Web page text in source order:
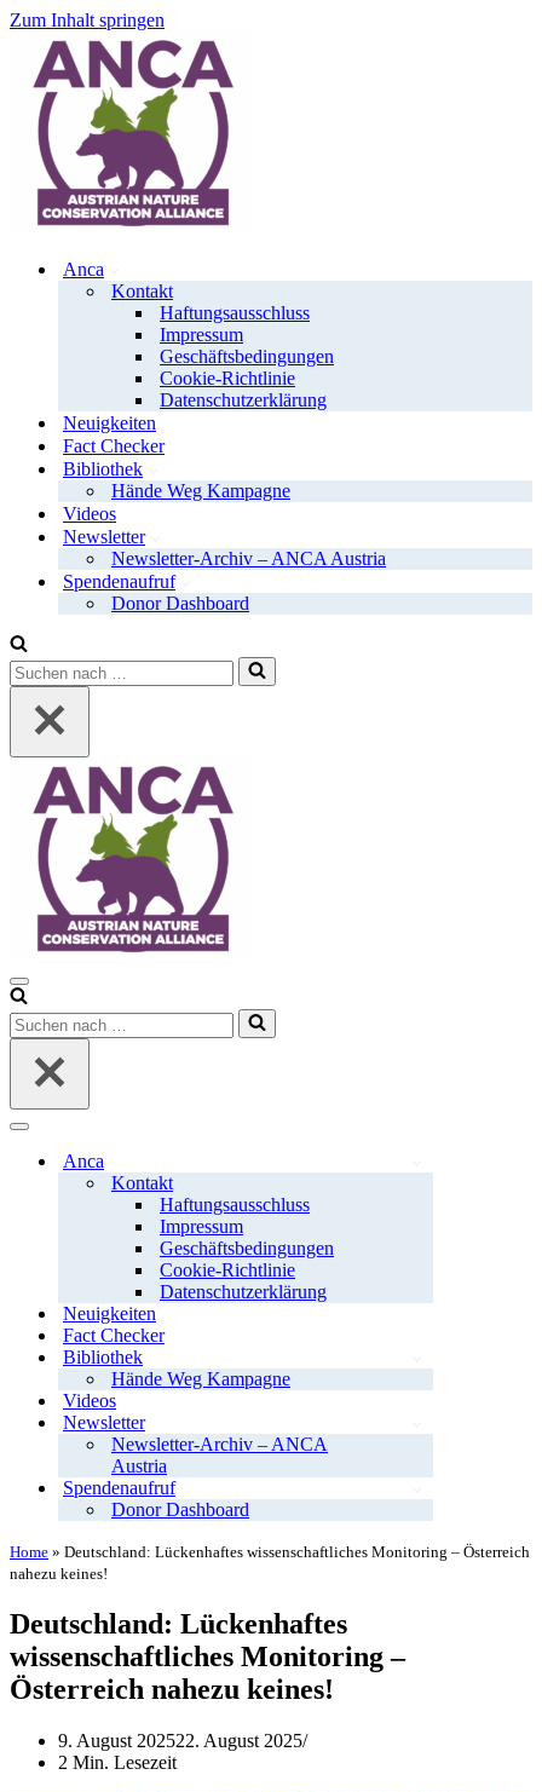
Zum Inhalt springen
Anca
Kontakt
Haftungsausschluss
Impressum
Geschäftsbedingungen
Cookie-Richtlinie
Datenschutzerklärung
Neuigkeiten
Fact Checker
Bibliothek
Hände Weg Kampagne
Videos
Newsletter
Newsletter-Archiv – ANCA Austria
Spendenaufruf
Donor Dashboard
Suchen
nach …
Navigationsmenü
Suchen
nach …
Navigationsmenü
Anca
Kontakt
Haftungsausschluss
Impressum
Geschäftsbedingungen
Cookie-Richtlinie
Datenschutzerklärung
Neuigkeiten
Fact Checker
Bibliothek
Hände Weg Kampagne
Videos
Newsletter
Newsletter-Archiv – ANCA
Austria
Spendenaufruf
Donor Dashboard
Home » Deutschland: Lückenhaftes wissenschaftliches Monitoring – Österreich
nahezu keines!
Deutschland: Lückenhaftes
wissenschaftliches Monitoring –
Österreich nahezu keines!
9. August 202522. August 2025
2 Min. Lesezeit